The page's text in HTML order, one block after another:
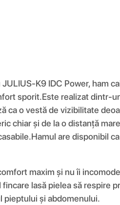
K9 IDC Power, ham
sporit.Este realizat dintr-
ca o vestă de vizibilitate
chiar și de la o distanță
are disponibil
maxim și nu îi
lasă pielea să respire
pieptului și abdomenului.